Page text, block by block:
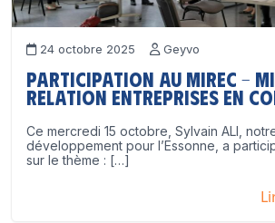
24 octobre 2025 Geyvo
Participation au MIREC –
Relation Entreprises en
Ce mercredi 15 octobre, Sylvain ALI,
développement pour l’Essonne, a
sur le thème : […]